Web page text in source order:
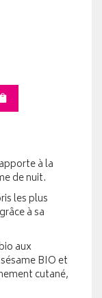
à la
de nuit.
les plus
à sa
aux
BIO et
cutané,